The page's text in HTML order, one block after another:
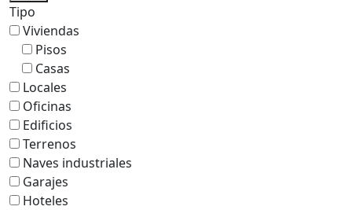
Tipo
Viviendas
Pisos
Casas
Locales
Oficinas
Edificios
Terrenos
Naves industriales
Garajes
Hoteles